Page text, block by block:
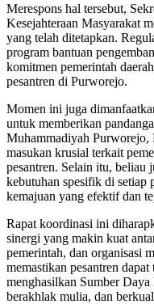
​Merespons hal tersebut,
Kesejahteraan Masyarakat
yang telah ditetapkan.
program bantuan
komitmen pemerintah
pesantren di Purworejo.
​Momen ini juga
untuk memberikan
Muhammadiyah
masukan krusial terkait
pesantren. Selain itu, beliau
kebutuhan spesifik di setiap
kemajuan yang efektif dan
​Rapat koordinasi ini
sinergi yang makin kuat
pemerintah, dan organisasi
memastikan pesantren
menghasilkan Sumber
berakhlak mulia, dan